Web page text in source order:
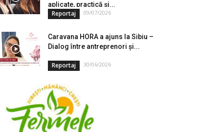
aplicate, practică și...
Reportaj 09/07/2026
Caravana HORA a ajuns la Sibiu –
Dialog între antreprenori și...
Reportaj 30/06/2026